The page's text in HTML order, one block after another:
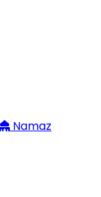
Namaz